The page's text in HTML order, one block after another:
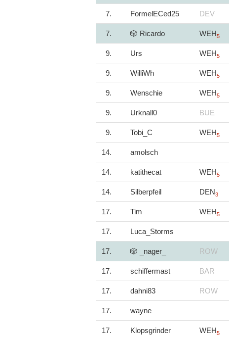
7. FormelECed25 DEV
7. 🎲 Ricardo WEH5
9. Urs WEH5
9. WilliWh WEH5
9. Wenschie WEH5
9. Urknall0 BUE
9. Tobi_C WEH5
14. amolsch
14. katithecat WEH5
14. Silberpfeil DEN3
17. Tim WEH5
17. Luca_Storms
17. 🎲 _nager_ ROW
17. schiffermast BAR
17. dahni83 ROW
17. wayne
17. Klopsgrinder WEH5